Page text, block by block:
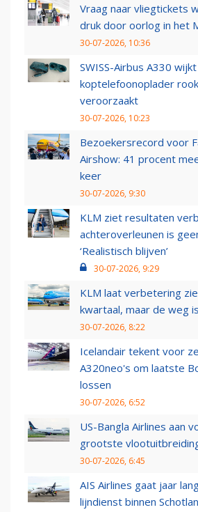
Vraag naar vliegtickets
druk door oorlog in het
30-07-2026, 10:36
SWISS-Airbus A330
koptelefoonoplader
veroorzaakt
30-07-2026, 10:23
Bezoekersrecord voor
Airshow: 41 procent
keer
30-07-2026, 9:30
KLM ziet resultaten
achteroverleunen is
‘Realistisch blijven’
30-07-2026, 9:29
KLM laat verbetering
kwartaal, maar de weg
30-07-2026, 8:22
Icelandair tekent voor
A320neo's om laatste
lossen
30-07-2026, 6:52
US-Bangla Airlines aan
grootste
30-07-2026, 6:45
AIS Airlines gaat jaar
lijndienst binnen